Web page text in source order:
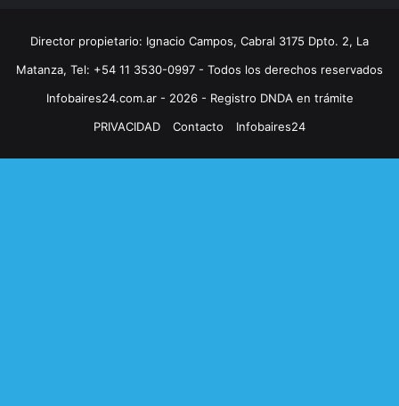
Director propietario: Ignacio Campos, Cabral 3175 Dpto. 2, La
Matanza, Tel: +54 11 3530-0997 - Todos los derechos reservados
Infobaires24.com.ar - 2026 - Registro DNDA en trámite
PRIVACIDAD
Contacto Infobaires24